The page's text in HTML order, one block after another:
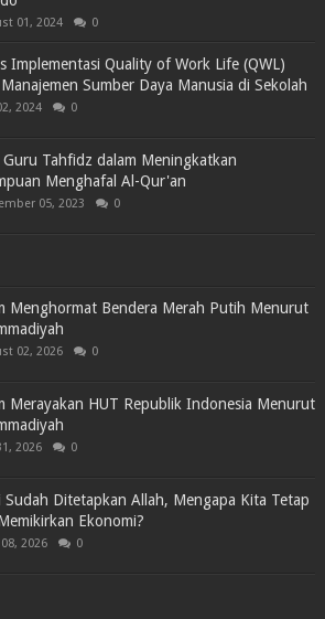
01, 2024 0
Implementasi Quality of Work Life (QWL)
Sumber Daya Manusia di Sekolah
2024 0
Guru Tahfidz dalam Meningkatkan
Menghafal Al-Qur'an
05, 2023 0
Menghormat Bendera Merah Putih Menurut
02, 2026 0
Merayakan HUT Republik Indonesia Menurut
2026 0
Sudah Ditetapkan Allah, Mengapa Kita Tetap
Ekonomi?
2026 0